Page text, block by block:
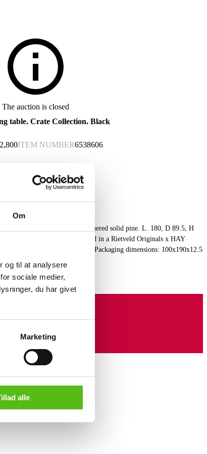
Om
og til at analysere
sociale medier,
du har givet
Marketing
alle
The auction is closed
table. Crate Collection. Black
2,800ITEM NUMBER6538606
of water-based black lacquered solid pine. L. 180, D 89.5, H
Crate Collection relaunched in a Rietveld Originals x HAY
Unused, in original packaging. Packaging dimensions: 100x190x12.5